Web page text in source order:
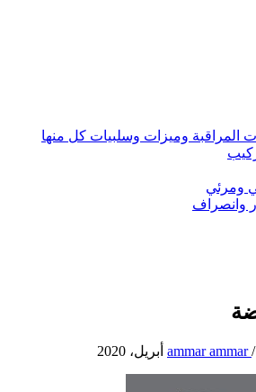
المراقبة وميزات وسلبيات كل منها
ومرئي
وانصراف
ammar ammar/